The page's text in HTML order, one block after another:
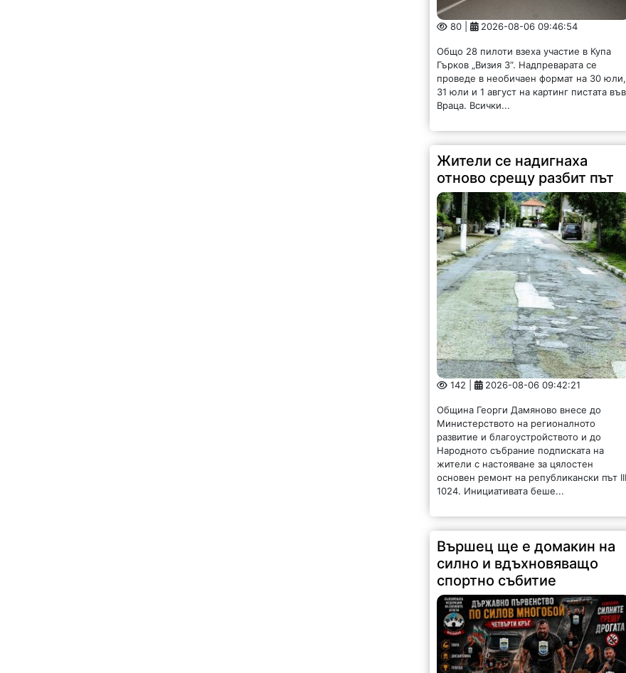
80 | 2026-08-06 09:46:54
Общо 28 пилоти взеха участие в Купа
Гърков „Визия 3“. Надпреварата се
проведе в необичаен формат на 30 юли,
31 юли и 1 август на картинг пистата във
Враца. Всички...
Жители се надигнаха
отново срещу разбит път
142 | 2026-08-06 09:42:21
Община Георги Дамяново внесе до
Министерството на регионалното
развитие и благоустройството и до
Народното събрание подписката на
жители с настояване за цялостен
основен ремонт на републикански път
1024. Инициативата беше...
Вършец ще е домакин на
силно и вдъхновяващо
спортно събитие